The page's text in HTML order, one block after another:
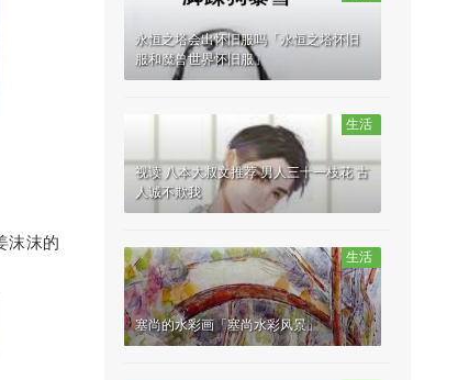
沫沫的
永恒之塔会出怀旧服吗「永恒之塔怀旧
服和魔兽世界怀旧服」
生活
视读 八本大叔文推荐 男人三十一枝花 古
人诚不欺我
生活
塞尚的水彩画「塞尚水彩风景」